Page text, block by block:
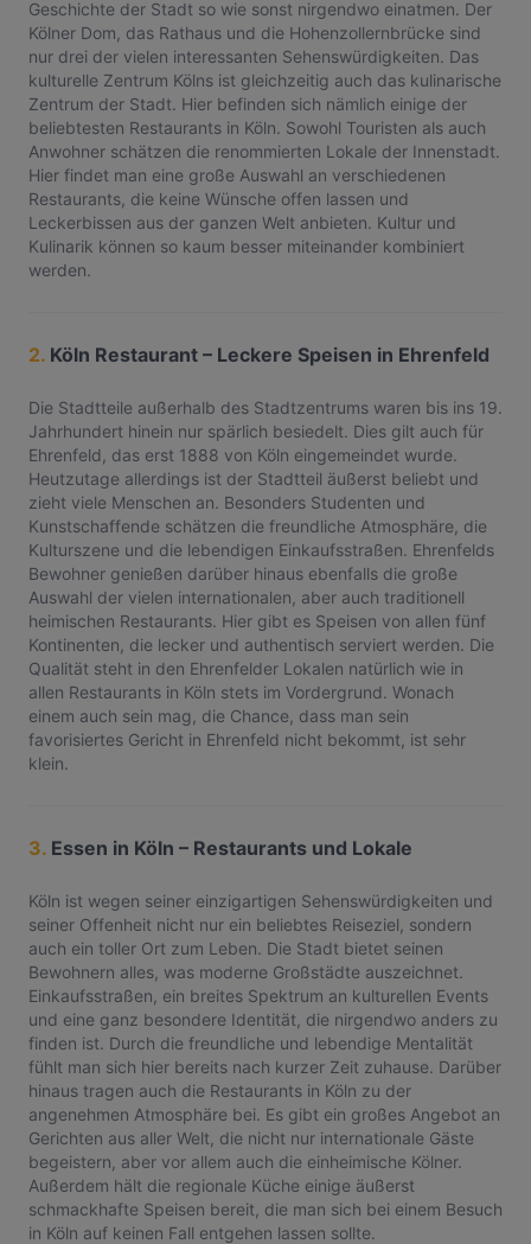
Geschichte der Stadt so wie sonst nirgendwo einatmen. Der
Kölner Dom, das Rathaus und die Hohenzollernbrücke sind
nur drei der vielen interessanten Sehenswürdigkeiten. Das
kulturelle Zentrum Kölns ist gleichzeitig auch das kulinarische
Zentrum der Stadt. Hier befinden sich nämlich einige der
beliebtesten Restaurants in Köln. Sowohl Touristen als auch
Anwohner schätzen die renommierten Lokale der Innenstadt.
Hier findet man eine große Auswahl an verschiedenen
Restaurants, die keine Wünsche offen lassen und
Leckerbissen aus der ganzen Welt anbieten. Kultur und
Kulinarik können so kaum besser miteinander kombiniert
werden.
2. Köln Restaurant – Leckere Speisen in Ehrenfeld
Die Stadtteile außerhalb des Stadtzentrums waren bis ins 19.
Jahrhundert hinein nur spärlich besiedelt. Dies gilt auch für
Ehrenfeld, das erst 1888 von Köln eingemeindet wurde.
Heutzutage allerdings ist der Stadtteil äußerst beliebt und
zieht viele Menschen an. Besonders Studenten und
Kunstschaffende schätzen die freundliche Atmosphäre, die
Kulturszene und die lebendigen Einkaufsstraßen. Ehrenfelds
Bewohner genießen darüber hinaus ebenfalls die große
Auswahl der vielen internationalen, aber auch traditionell
heimischen Restaurants. Hier gibt es Speisen von allen fünf
Kontinenten, die lecker und authentisch serviert werden. Die
Qualität steht in den Ehrenfelder Lokalen natürlich wie in
allen Restaurants in Köln stets im Vordergrund. Wonach
einem auch sein mag, die Chance, dass man sein
favorisiertes Gericht in Ehrenfeld nicht bekommt, ist sehr
klein.
3. Essen in Köln – Restaurants und Lokale
Köln ist wegen seiner einzigartigen Sehenswürdigkeiten und
seiner Offenheit nicht nur ein beliebtes Reiseziel, sondern
auch ein toller Ort zum Leben. Die Stadt bietet seinen
Bewohnern alles, was moderne Großstädte auszeichnet.
Einkaufsstraßen, ein breites Spektrum an kulturellen Events
und eine ganz besondere Identität, die nirgendwo anders zu
finden ist. Durch die freundliche und lebendige Mentalität
fühlt man sich hier bereits nach kurzer Zeit zuhause. Darüber
hinaus tragen auch die Restaurants in Köln zu der
angenehmen Atmosphäre bei. Es gibt ein großes Angebot an
Gerichten aus aller Welt, die nicht nur internationale Gäste
begeistern, aber vor allem auch die einheimische Kölner.
Außerdem hält die regionale Küche einige äußerst
schmackhafte Speisen bereit, die man sich bei einem Besuch
in Köln auf keinen Fall entgehen lassen sollte.